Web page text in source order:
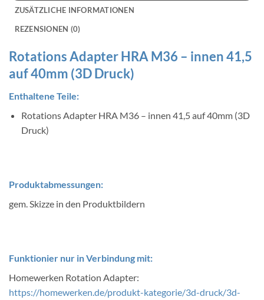
ZUSÄTZLICHE INFORMATIONEN
REZENSIONEN (0)
Rotations Adapter HRA M36 – innen 41,5
auf 40mm (3D Druck)
Enthaltene Teile:
Rotations Adapter HRA M36 – innen 41,5 auf 40mm (3D
Druck)
Produktabmessungen:
gem. Skizze in den Produktbildern
Funktionier nur in Verbindung mit:
Homewerken Rotation Adapter:
https://homewerken.de/produkt-kategorie/3d-druck/3d-